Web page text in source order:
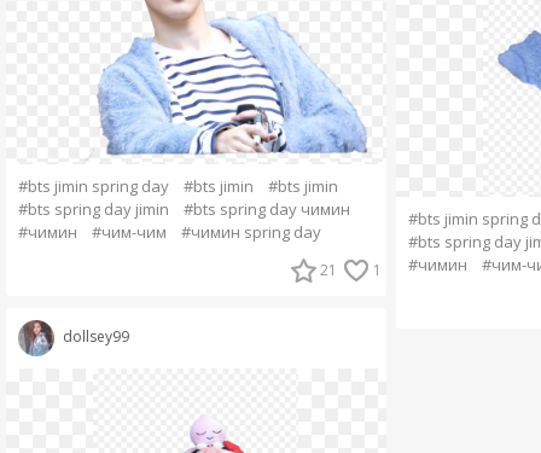
#bts jimin spring day #bts jimin
#bts jimin
#bts spring day jimin
#bts spring day чимин
#чимин
#чим-чим #чимин spring day
21 1
dollsey99
#bts jimin spring
#bts spring day
#чимин
#чим-